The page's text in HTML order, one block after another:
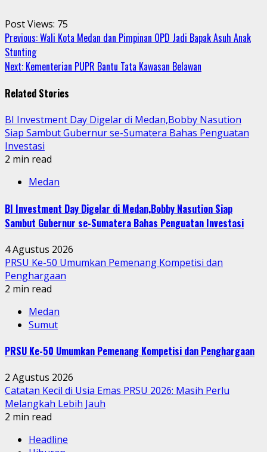
Post Views: 75
Continue
Reading
Previous:Wali Kota Medan dan Pimpinan OPD Jadi Bapak Asuh Anak
Stunting
Next: Kementerian PUPR Bantu Tata Kawasan Belawan
Related Stories
BI Investment Day Digelar di Medan,Bobby Nasution
Siap Sambut Gubernur se-Sumatera Bahas Penguatan
Investasi
2 min read
Medan
BI Investment Day Digelar di Medan,Bobby Nasution Siap
Sambut Gubernur se-Sumatera Bahas Penguatan Investasi
4 Agustus 2026
PRSU Ke-50 Umumkan Pemenang Kompetisi dan
Penghargaan
2 min read
Medan
Sumut
PRSU Ke-50 Umumkan Pemenang Kompetisi dan Penghargaan
2 Agustus 2026
Catatan Kecil di Usia Emas PRSU 2026: Masih Perlu
Melangkah Lebih Jauh
2 min read
Headline